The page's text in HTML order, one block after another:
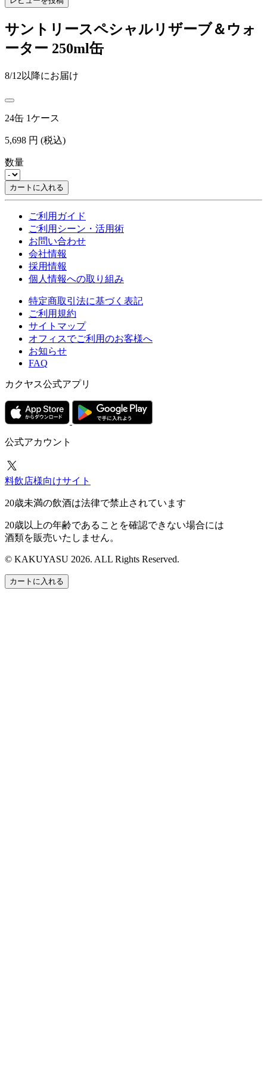
サントリースペシャルリザーブ＆ウォ
ーター 250ml缶
8/12以降にお届け
24缶 1ケース
5,698 円 (税込)
数量
カートに入れる
ご利用ガイド
ご利用シーン・活用術
お問い合わせ
会社情報
採用情報
個人情報への取り組み
特定商取引法に基づく表記
ご利用規約
サイトマップ
オフィスでご利用のお客様へ
お知らせ
FAQ
カクヤス公式アプリ
公式アカウント
料飲店様向けサイト
20歳未満の飲酒は法律で禁止されています
20歳以上の年齢であることを確認できない場合には
酒類を販売いたしません。
© KAKUYASU 2026. ALL Rights Reserved.
カートに入れる